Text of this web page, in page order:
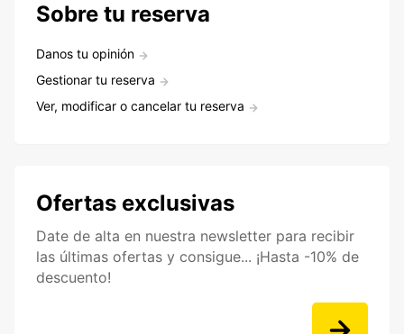
Sobre tu reserva
Danos tu opinión
Gestionar tu reserva
Ver, modificar o cancelar tu reserva
Ofertas exclusivas
Date de alta en nuestra newsletter para recibir
las últimas ofertas y consigue... ¡Hasta -10% de
descuento!